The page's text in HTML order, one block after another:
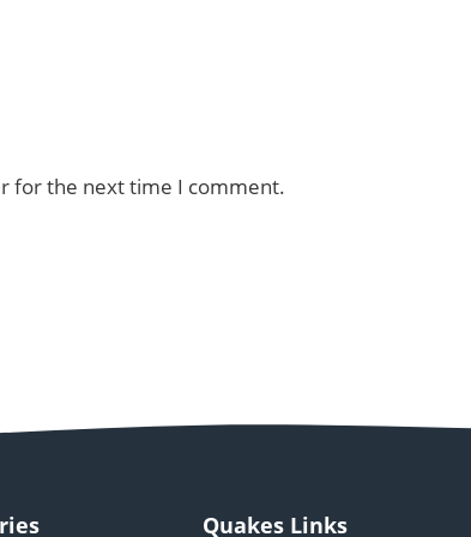
for the next time I comment.
Quakes Links